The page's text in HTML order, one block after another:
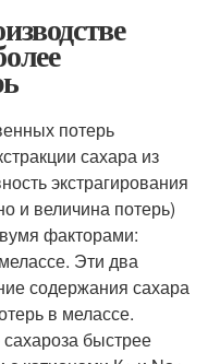
потерь
сахара из
экстрагирования
и величина потерь)
факторами:
Эти два
содержания сахара
в мелассе.
быстрее